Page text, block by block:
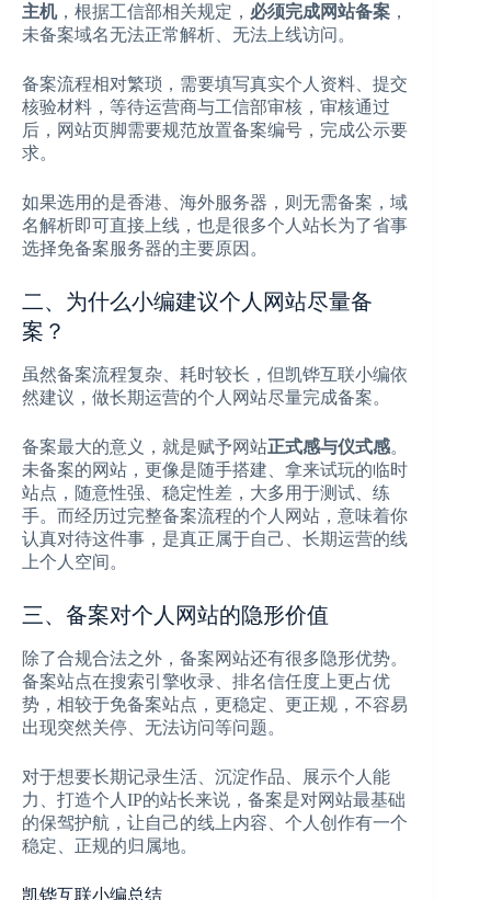
主机，根据工信部相关规定， 必须完成网站备案 ，
未备案域名无法正常解析、无法上线访问。
备案流程相对繁琐，需要填写真实个人资料、提交
核验材料，等待运营商与工信部审核，审核通过
后，网站页脚需要规范放置备案编号，完成公示要
求。
如果选用的是香港、海外服务器，则无需备案，域
名解析即可直接上线，也是很多个人站长为了省事
选择免备案服务器的主要原因。
二、为什么小编建议个人网站尽量备
案？
虽然备案流程复杂、耗时较长，但凯铧互联小编依
然建议，做长期运营的个人网站尽量完成备案。
备案最大的意义，就是赋予网站正式感与仪式感。
未备案的网站，更像是随手搭建、拿来试玩的临时
站点，随意性强、稳定性差，大多用于测试、练
手。而经历过完整备案流程的个人网站，意味着你
认真对待这件事，是真正属于自己、长期运营的线
上个人空间。
三、备案对个人网站的隐形价值
除了合规合法之外，备案网站还有很多隐形优势。
备案站点在搜索引擎收录、排名信任度上更占优
势，相较于免备案站点，更稳定、更正规，不容易
出现突然关停、无法访问等问题。
对于想要长期记录生活、沉淀作品、展示个人能
力、打造个人IP的站长来说，备案是对网站最基础
的保驾护航，让自己的线上内容、个人创作有一个
稳定、正规的归属地。
凯铧互联小编总结